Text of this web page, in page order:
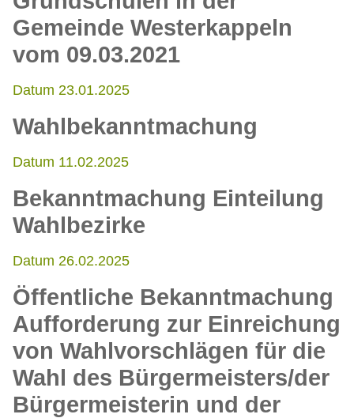
Gemeinde Westerkappeln
vom 09.03.2021
Datum 23.01.2025
Wahlbekanntmachung
Datum 11.02.2025
Bekanntmachung Einteilung
Wahlbezirke
Datum 26.02.2025
Öffentliche Bekanntmachung
Aufforderung zur Einreichung
von Wahlvorschlägen für die
Wahl des Bürgermeisters/der
Bürgermeisterin und der